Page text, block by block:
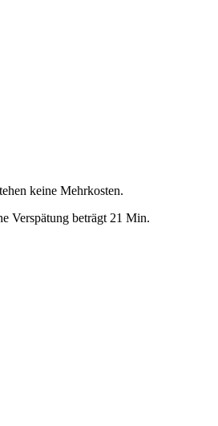
keine Mehrkosten.
Verspätung beträgt 21 Min.